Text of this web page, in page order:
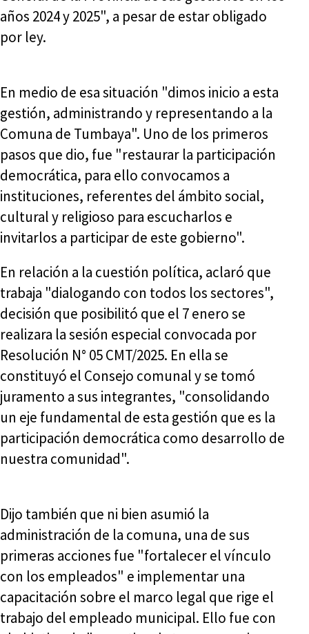
años 2024 y 2025", a pesar de estar obligado
por ley.
En medio de esa situación "dimos inicio a esta
gestión, administrando y representando a la
Comuna de Tumbaya". Uno de los primeros
pasos que dio, fue "restaurar la participación
democrática, para ello convocamos a
instituciones, referentes del ámbito social,
cultural y religioso para escucharlos e
invitarlos a participar de este gobierno".
En relación a la cuestión política, aclaró que
trabaja "dialogando con todos los sectores",
decisión que posibilitó que el 7 enero se
realizara la sesión especial convocada por
Resolución N° 05 CMT/2025. En ella se
constituyó el Consejo comunal y se tomó
juramento a sus integrantes, "consolidando
un eje fundamental de esta gestión que es la
participación democrática como desarrollo de
nuestra comunidad".
Dijo también que ni bien asumió la
administración de la comuna, una de sus
primeras acciones fue "fortalecer el vínculo
con los empleados" e implementar una
capacitación sobre el marco legal que rige el
trabajo del empleado municipal. Ello fue con